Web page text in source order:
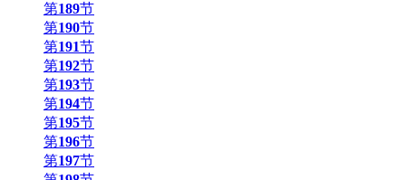
第189节
第190节
第191节
第192节
第193节
第194节
第195节
第196节
第197节